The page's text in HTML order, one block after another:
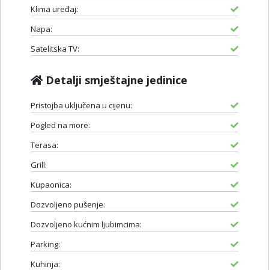
Klima uređaj:
Napa:
Satelitska TV:
Detalji smještajne jedinice
Pristojba uključena u cijenu:
Pogled na more:
Terasa:
Grill:
Kupaonica:
Dozvoljeno pušenje:
Dozvoljeno kućnim ljubimcima:
Parking:
Kuhinja: